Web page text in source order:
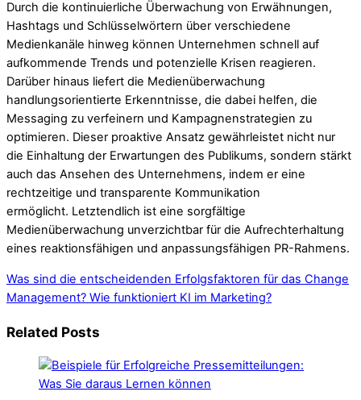
Durch die kontinuierliche Überwachung von Erwähnungen,
Hashtags und Schlüsselwörtern über verschiedene
Medienkanäle hinweg können Unternehmen schnell auf
aufkommende Trends und potenzielle Krisen reagieren.
Darüber hinaus liefert die Medienüberwachung
handlungsorientierte Erkenntnisse, die dabei helfen, die
Messaging zu verfeinern und Kampagnenstrategien zu
optimieren. Dieser proaktive Ansatz gewährleistet nicht nur
die Einhaltung der Erwartungen des Publikums, sondern stärkt
auch das Ansehen des Unternehmens, indem er eine
rechtzeitige und transparente Kommunikation
ermöglicht. Letztendlich ist eine sorgfältige
Medienüberwachung unverzichtbar für die Aufrechterhaltung
eines reaktionsfähigen und anpassungsfähigen PR-Rahmens.
Was sind die entscheidenden Erfolgsfaktoren für das Change
Management? Wie funktioniert KI im Marketing?
Related Posts